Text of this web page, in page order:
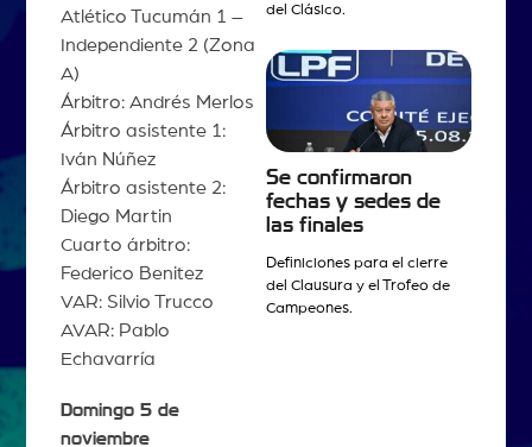
Atlético Tucumán 1 –
Independiente 2 (Zona
A)
Árbitro: Andrés Merlos
Árbitro asistente 1:
Iván Núñez
Árbitro asistente 2:
Diego Martin
Cuarto árbitro:
Federico Benitez
VAR: Silvio Trucco
AVAR: Pablo
Echavarría
Domingo 5 de
noviembre
del Clásico.
Se confirmaron
fechas y sedes de
las finales
Definiciones para el cierre
del Clausura y el Trofeo de
Campeones.